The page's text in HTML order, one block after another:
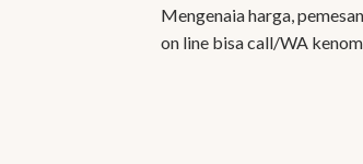
Mengenaia harga,
on line bisa call/WA